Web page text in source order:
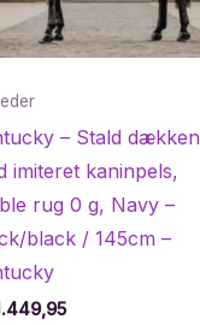
– Stald dækken
imiteret kaninpels,
rug 0 g, Navy –
black / 145cm –